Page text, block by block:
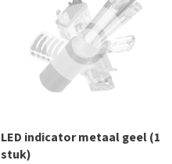
LED indicator metaal geel (1
stuk)